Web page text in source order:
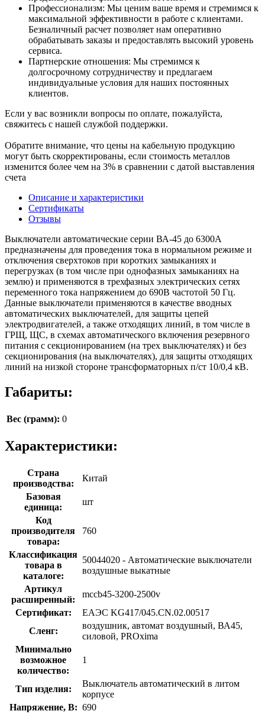
Профессионализм: Мы ценим ваше время и стремимся к
максимальной эффективности в работе с клиентами.
Безналичный расчет позволяет нам оперативно
обрабатывать заказы и предоставлять высокий уровень
сервиса.
Партнерские отношения: Мы стремимся к
долгосрочному сотрудничеству и предлагаем
индивидуальные условия для наших постоянных
клиентов.
Если у вас возникли вопросы по оплате, пожалуйста,
свяжитесь с нашей службой поддержки.
Обратите внимание, что цены на кабельную продукцию
могут быть скорректированы, если стоимость металлов
изменится более чем на 3% в сравнении с датой выставления
счета
Описание и характеристики
Сертификаты
Отзывы
Выключатели автоматические серии ВА-45 до 6300А
предназначены для проведения тока в нормальном режиме и
отключения сверхтоков при коротких замыканиях и
перегрузках (в том числе при однофазных замыканиях на
землю) и применяются в трехфазных электрических сетях
переменного тока напряжением до 690В частотой 50 Гц.
Данные выключатели применяются в качестве вводных
автоматических выключателей, для защиты цепей
электродвигателей, а также отходящих линий, в том числе в
ГРЩ, ЩС, в схемах автоматического включения резервного
питания с секционированием (на трех выключателях) и без
секционирования (на выключателях), для защиты отходящих
линий на низкой стороне трансформаторных п/ст 10/0,4 кВ.
Габариты:
Вес (грамм): 0
Характеристики:
Страна
производства:
Китай
Базовая
единица:
шт
Код
производителя
товара:
760
Классификация
товара в
каталоге:
50044020 - Автоматические выключатели
воздушные выкатные
Артикул
расширенный:
mccb45-3200-2500v
Сертификат:
ЕАЭС KG417/045.CN.02.00517
Сленг:
воздушник, автомат воздушный, ВА45,
силовой, PROxima
Минимально
возможное
количество:
1
Тип изделия:
Выключатель автоматический в литом
корпусе
Напряжение, В: 690